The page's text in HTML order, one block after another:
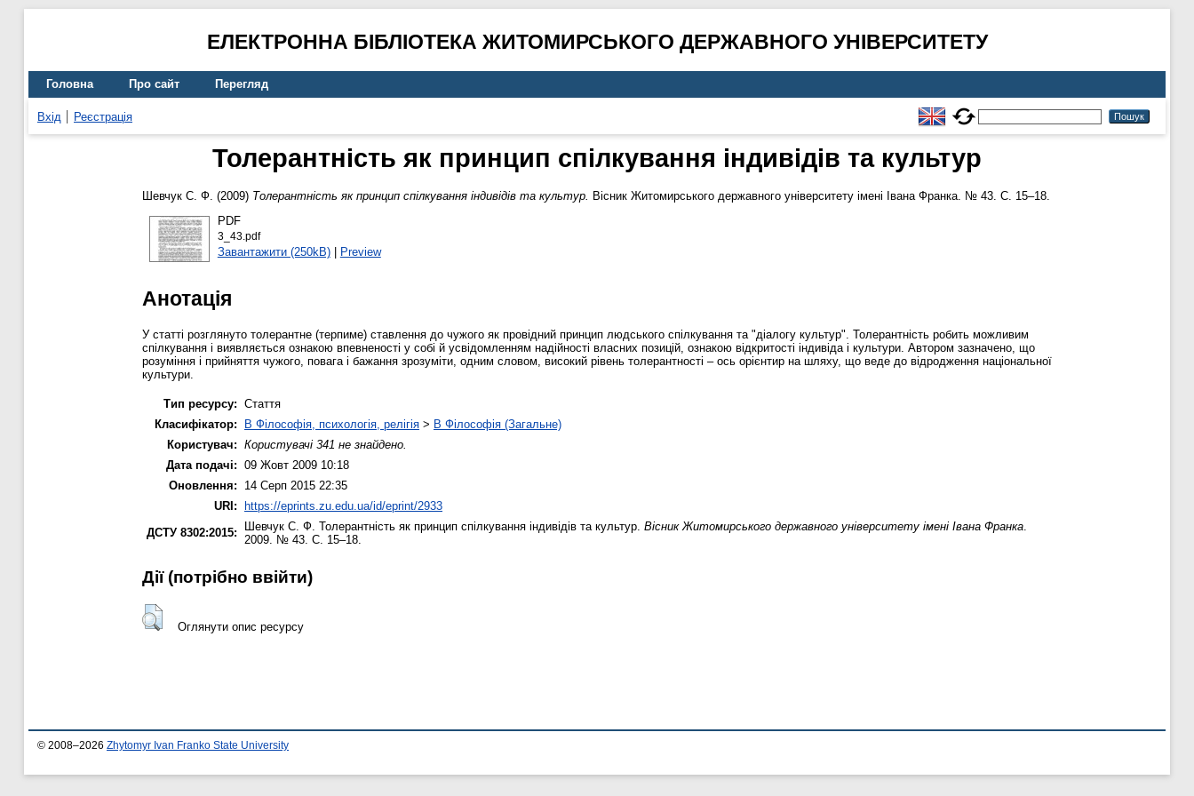
ЕЛЕКТРОННА БІБЛІОТЕКА ЖИТОМИРСЬКОГО ДЕРЖАВНОГО УНІВЕРСИТЕТУ
Головна Про сайт Перегляд
Вхід Реєстрація
Толерантність як принцип спілкування індивідів та культур
Шевчук С. Ф. (2009) Толерантність як принцип спілкування індивідів та культур. Вісник Житомирського державного університету імені Івана Франка. № 43. С. 15–18.
PDF
3_43.pdf
Завантажити (250kB)| Preview
Анотація
У статті розглянуто толерантне (терпиме) ставлення до чужого як провідний принцип людського спілкування та "діалогу культур". Толерантність робить можливим
спілкування і виявляється ознакою впевненості у собі й усвідомленням надійності власних позицій, ознакою відкритості індивіда і культури. Автором зазначено, що
розуміння і прийняття чужого, повага і бажання зрозуміти, одним словом, високий рівень толерантності – ось орієнтир на шляху, що веде до відродження національної
культури.
Тип ресурсу: Стаття
Класифікатор:
B Філософія, психологія, релігія > B Філософія (Загальне)
Користувач: Користувачі 341 не знайдено.
Дата подачі: 09 Жовт 2009 10:18
Оновлення:
14 Серп 2015 22:35
URI: https://eprints.zu.edu.ua/id/eprint/2933
ДСТУ 8302:2015:
Шевчук С. Ф. Толерантність як принцип спілкування індивідів та культур. Вісник Житомирського державного університету імені Івана Франка
2009. № 43. С. 15–18.
Дії ​​(потрібно ввійти)
Оглянути опис ресурсу
© 2008–2026 Zhytomyr Ivan Franko State University